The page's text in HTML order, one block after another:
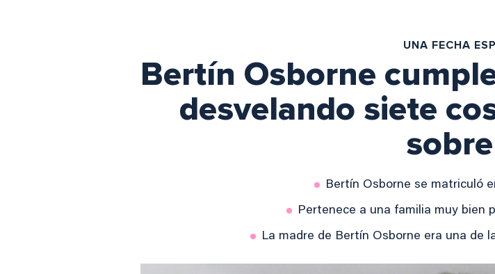
UNA FECHA
Bertín Osborne
desvelando siete
Bertín Osborne se matriculó
Pertenece a una familia muy bien
La madre de Bertín Osborne era una de